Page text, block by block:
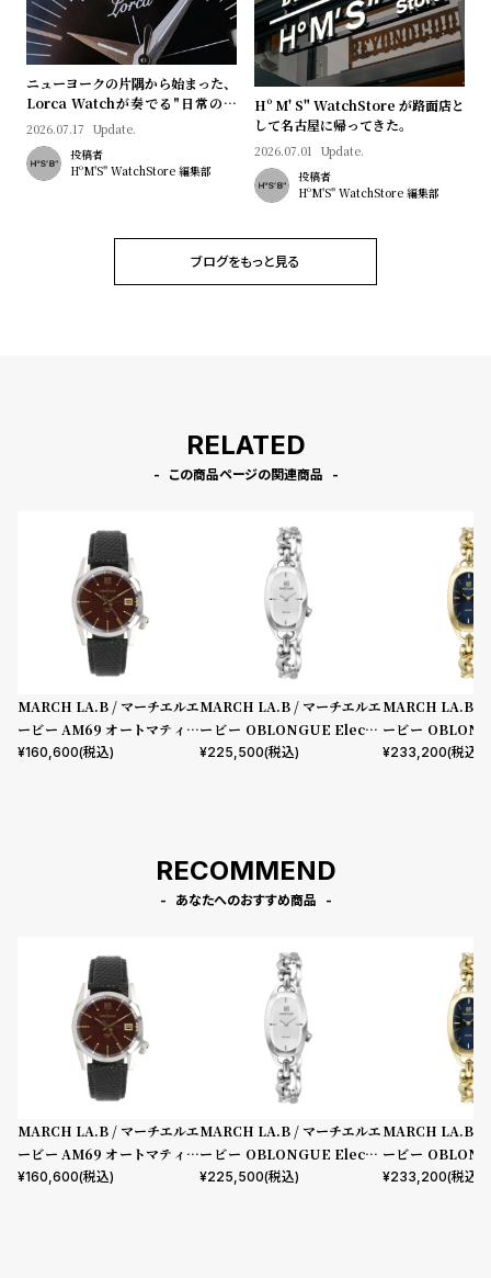
ス
よ
あ
る
質
お
い
合
わ
ニューヨークの片隅から始まった、
Lorca Watchが奏でる"日常のロ
マン"｜Brand Picks #08
2026.07.17 Update.
投稿者
HºM'S" WatchStore 編集部
Hº M' S" WatchStore が路面店と
して名古屋に帰ってきた。
2026.07.01 Update.
投稿者
HºM'S" WatchStore 編集部
ブログをもっと見る
RELATED
この商品ページの関連商品
MARCH LA.B / マーチエルエ
ービー AM69 オートマティッ
ク ボルドー レザールノワール
¥160,600(税込)
MARCH LA.B / マーチエルエ
ービー OBLONGUE Electri
que 20 mm
¥225,500(税込)
MARCH LA.B /
ービー
que 20 mm
¥233,200(税込)
RECOMMEND
あなたへのおすすめ商品
MARCH LA.B / マーチエルエ
ービー AM69 オートマティッ
ク ボルドー レザールノワール
¥160,600(税込)
MARCH LA.B / マーチエルエ
ービー OBLONGUE Electri
que 20 mm
¥225,500(税込)
MARCH LA.B /
ービー
que 20 mm
¥233,200(税込)